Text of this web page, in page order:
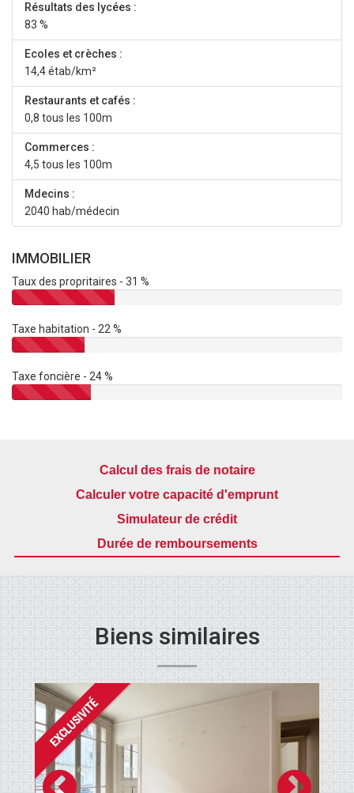
Résultats des lycées :
83 %
Ecoles et crèches :
14,4 étab/km²
Restaurants et cafés :
0,8 tous les 100m
Commerces :
4,5 tous les 100m
Mdecins :
2040 hab/médecin
IMMOBILIER
Taux des propritaires - 31 %
Taxe habitation - 22 %
Taxe foncière - 24 %
Calcul des frais de notaire
Calculer votre capacité d'emprunt
Simulateur de crédit
Durée de remboursements
Biens similaires